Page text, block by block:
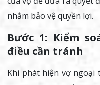
nhằm bảo vệ quyền lợi.
Bước 1: Kiểm
điều cần tránh
Khi phát hiện vợ ngoại